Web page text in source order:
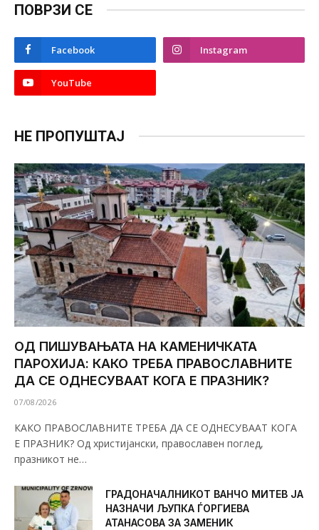
ПОВРЗИ СЕ
Facebook Instagram
YouTube
НЕ ПРОПУШТАЈ
ОД ПИШУВАЊАТА НА КАМЕНИЧКАТА
ПАРОХИЈА: КАКО ТРЕБА ПРАВОСЛАВНИТЕ
ДА СЕ ОДНЕСУВААТ КОГА Е ПРАЗНИК?
07/08/2026
КАКО ПРАВОСЛАВНИТЕ ТРЕБА ДА СЕ ОДНЕСУВААТ КОГА
Е ПРАЗНИК? Од христијански, православен поглед,
празникот не…
ГРАДОНАЧАЛНИКОТ ВАНЧО МИТЕВ ЈА
НАЗНАЧИ ЉУПКА ЃОРГИЕВА
АТАНАСОВА ЗА ЗАМЕНИК